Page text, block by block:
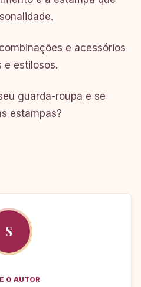
e acessórios
e estilosos.
guarda-roupa e se
estampas?
S
O AUTOR